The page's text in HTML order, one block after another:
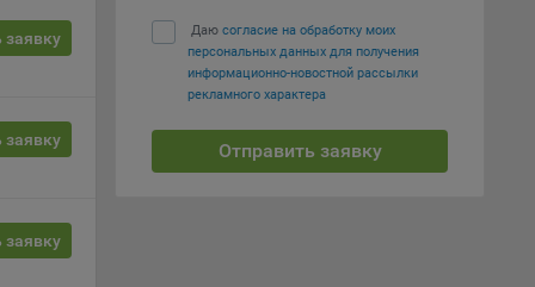
заявку
заявку
заявку
Даю согласие на обработку моих
персональных данных для получения
информационно-новостной рассылки
рекламного характера
Отправить заявку